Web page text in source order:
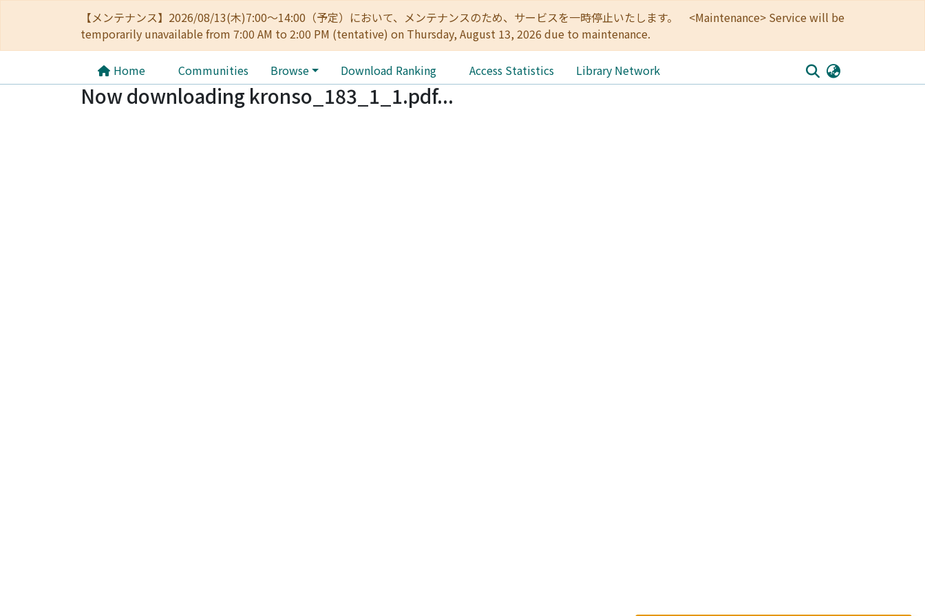
【メンテナンス】2026/08/13(木)7:00～14:00（予定）において、メンテナンスのため、サービスを一時停止いたします。 <Maintenance> Service will be
temporarily unavailable from 7:00 AM to 2:00 PM (tentative) on Thursday, August 13, 2026 due to maintenance.
Home Communities Browse Download Ranking Access Statistics Library Network
Now downloading kronso_183_1_1.pdf...